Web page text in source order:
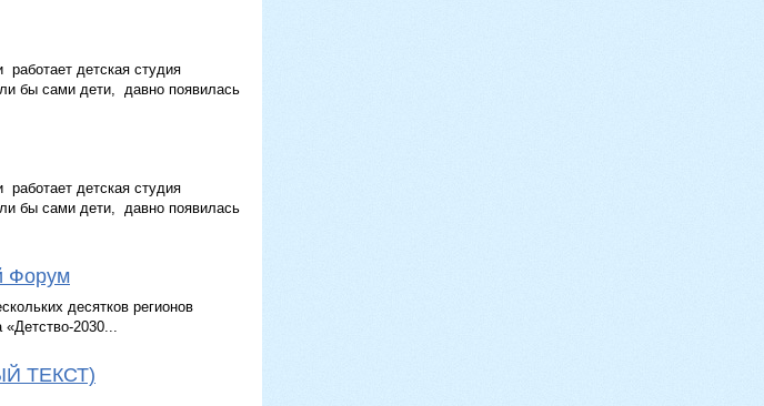
детская студия
бы сами дети, давно появилась
детская студия
бы сами дети, давно появилась
Форум
десятков регионов
2030...
ТЕКСТ)